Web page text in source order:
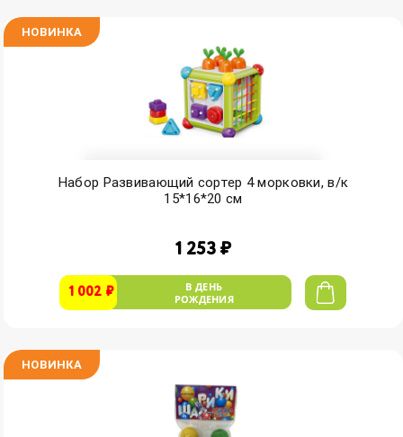
НОВИНКА
Набор Развивающий сортер 4 морковки, в/к
15*16*20 см
1 253 ₽
1 002 ₽
В ДЕНЬ
РОЖДЕНИЯ
НОВИНКА